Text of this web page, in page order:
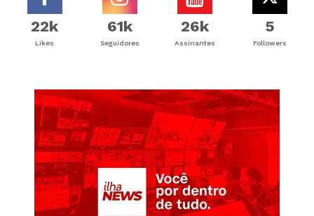
22k
Likes
61k
Seguidores
26k
Assinantes
5
Followers